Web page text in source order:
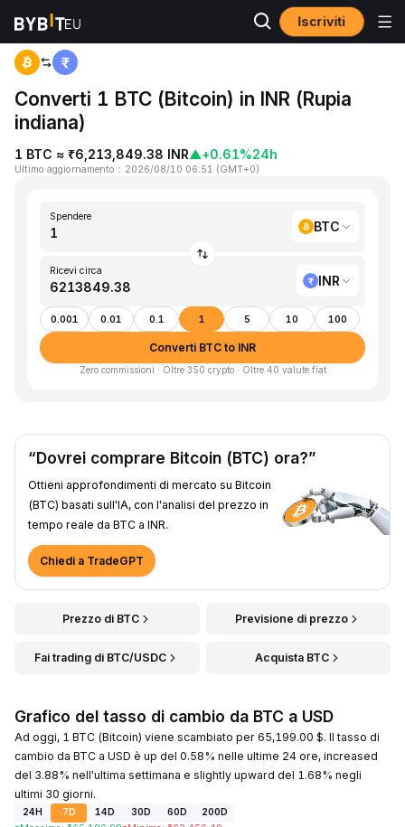
Iscriviti
Home BTC to INR
Converti 1 BTC (Bitcoin) in INR (Rupia
indiana)
1 BTC ≈ ₹6,213,849.38 INR▲+0.61%24h
Ultimo aggiornamento ： 2026/08/10 06:51 (GMT+0)
Spendere
BTC
Ricevi circa
INR
0.001 0.01 0.1 1 5 10 100
Converti BTC to INR
Zero commissioni · Oltre 350 crypto · Oltre 40 valute fiat
“Dovrei comprare Bitcoin (BTC) ora?”
Ottieni approfondimenti di mercato su Bitcoin
(BTC) basati sull'IA, con l'analisi del prezzo in
tempo reale da BTC a INR.
Chiedi a TradeGPT
Prezzo di BTC Previsione di prezzo
Fai trading di BTC/USDC Acquista BTC
Grafico del tasso di cambio da BTC a USD
Ad oggi, 1 BTC (Bitcoin) viene scambiato per 65,199.00 $. Il tasso di
cambio da BTC a USD è up del 0.58% nelle ultime 24 ore, increased
del 3.88% nell'ultima settimana e slightly upward del 1.68% negli
ultimi 30 giorni.
24H 7D 14D 30D 60D
200D